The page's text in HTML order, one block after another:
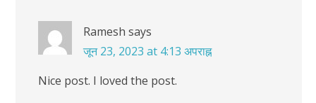
Ramesh says
जून 23, 2023 at 4:13 अपराह्न
Nice post. I loved the post.